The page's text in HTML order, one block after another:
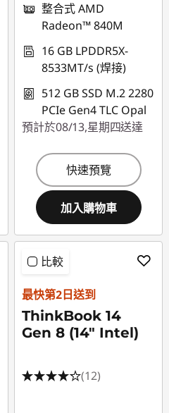
eCoupon limited to
3 units
整合式 AMD
Radeon™ 840M
16 GB LPDDR5X-
8533MT/s (焊接)
512 GB SSD M.2 2280
PCIe Gen4 TLC Opal
預計於08/13,星期四送達
快速預覽
加入購物車
比較
最快第2日送到
ThinkBook 14
Gen 8 (14" Intel)
(12)